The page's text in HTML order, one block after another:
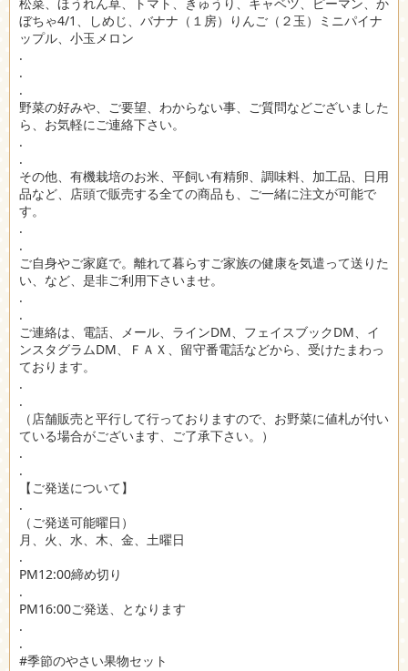
松菜、ほうれん草、トマト、きゅうり、キャベツ、ピーマン、か
ぼちゃ4/1、しめじ、バナナ（１房）りんご（２玉）ミニパイナ
ップル、小玉メロン
.
.
.
野菜の好みや、ご要望、わからない事、ご質問などございました
ら、お気軽にご連絡下さい。
.
.
その他、有機栽培のお米、平飼い有精卵、調味料、加工品、日用
品など、店頭で販売する全ての商品も、ご一緒に注文が可能で
す。
.
.
ご自身やご家庭で。離れて暮らすご家族の健康を気遣って送りた
い、など、是非ご利用下さいませ。
.
.
ご連絡は、電話、メール、ラインDM、フェイスブックDM、イ
ンスタグラムDM、ＦＡＸ、留守番電話などから、受けたまわっ
ております。
.
.
（店舗販売と平行して行っておりますので、お野菜に値札が付い
ている場合がございます、ご了承下さい。）
.
.
【ご発送について】
.
（ご発送可能曜日）
月、火、水、木、金、土曜日
.
PM12:00締め切り
.
PM16:00ご発送、となります
.
.
#季節のやさい果物セット